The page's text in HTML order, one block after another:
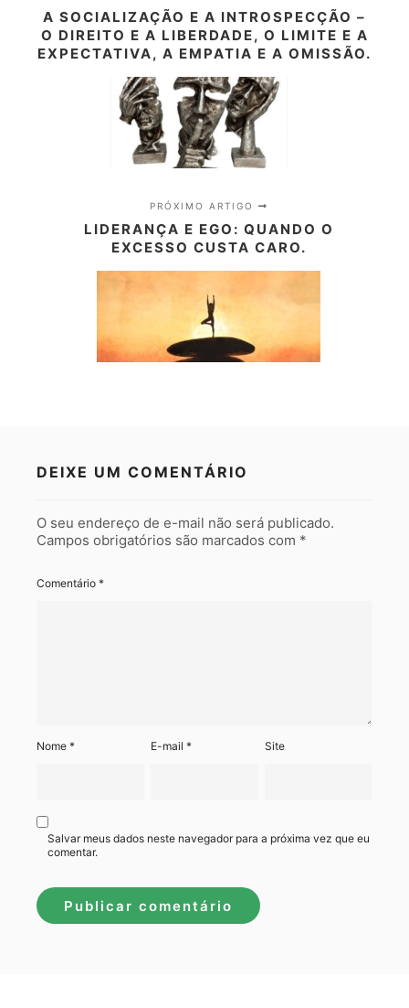
A SOCIALIZAÇÃO E A INTROSPECÇÃO –
O DIREITO E A LIBERDADE, O LIMITE E A
EXPECTATIVA, A EMPATIA E A OMISSÃO.
PRÓXIMO ARTIGO
LIDERANÇA E EGO: QUANDO O
EXCESSO CUSTA CARO.
DEIXE UM COMENTÁRIO
O seu endereço de e-mail não será publicado.
Campos obrigatórios são marcados com *
Comentário *
Nome * E-mail* Site
Salvar meus dados neste navegador para a próxima vez que eu
comentar.